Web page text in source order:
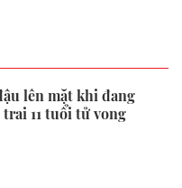
lên mặt khi đang
trai 11 tuổi tử vong